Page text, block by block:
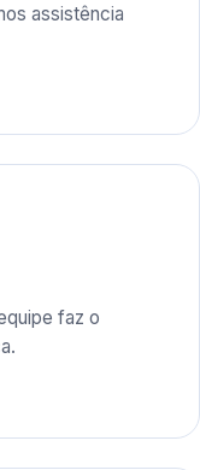
assistência
faz o